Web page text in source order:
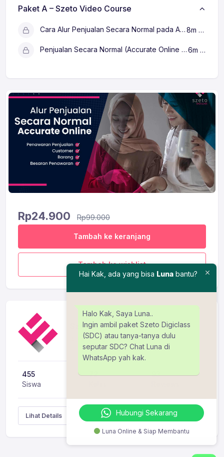
Paket A – Szeto Video Course
Cara Alur Penjualan Secara Normal pada Accurate Online 8m 42s
Penjualan Secara Normal (Accurate Online New Version) 6m 17s
Rp24.900 Rp99.000
Tambah ke keranjang
Tambah ke wishlist
Szeto Digiclass
Instructor Rating
455
Siswa
72
93
Lihat Details
Hai Kak, ada yang bisa Luna bantu?
Halo Kak, Saya Luna..
Ingin ambil paket Szeto Digiclass
(SDC) atau tanya-tanya dulu
seputar SDC? Chat Luna di
WhatsApp yah kak.
Hubungi Sekarang
Luna Online & Siap Membantu